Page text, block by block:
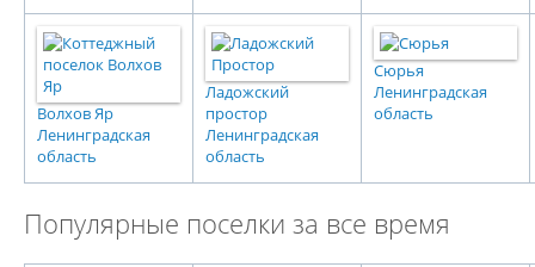
Волхов Яр
Ленинградская
область
Ладожский
простор
Ленинградская
область
Сюрья
Ленинградская
область
Популярные поселки за все время